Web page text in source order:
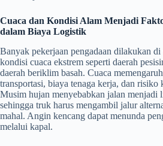
Cuaca dan Kondisi Alam Menjadi
dalam Biaya Logistik
Banyak pekerjaan pengadaan dilakukan
kondisi cuaca ekstrem seperti daerah
daerah beriklim basah. Cuaca
transportasi, biaya tenaga kerja, dan risiko
Musim hujan menyebabkan jalan menjadi
sehingga truk harus mengambil jalur
mahal. Angin kencang dapat menunda
melalui kapal.